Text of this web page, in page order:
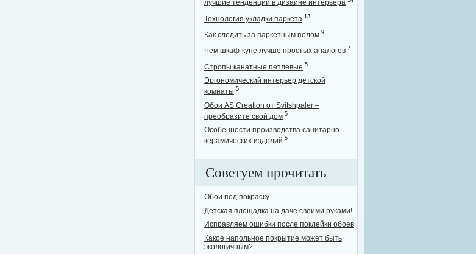
лучшие тенденции в дизайне интерьера
Технология укладки паркета 13
Как следить за паркетным полом 9
Чем шкаф-купе лучше простых аналогов 7
Стропы канатные петлевые 5
Эргономический интерьер детской
комнаты 5
Обои AS Creation от Svitshpaler –
преобразите свой дом 5
Особенности производства санитарно-
керамических изделий 5
Советуем прочитать
Обои под покраску
Детская площадка на даче своими руками!
Исправляем ошибки после поклейки обоев
Какое напольное покрытие может быть
экологичным?